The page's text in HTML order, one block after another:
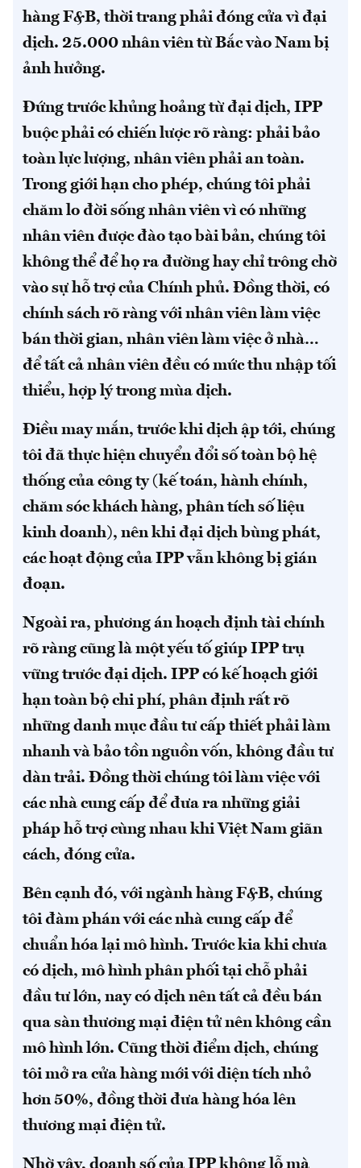
hàng F&B, thời trang phải đóng cửa vì đại
dịch. 25.000 nhân viên từ Bắc vào Nam bị
ảnh hưởng.
Đứng trước khủng hoảng từ đại dịch, IPP
buộc phải có chiến lược rõ ràng: phải bảo
toàn lực lượng, nhân viên phải an toàn.
Trong giới hạn cho phép, chúng tôi phải
chăm lo đời sống nhân viên vì có những
nhân viên được đào tạo bài bản, chúng tôi
không thể để họ ra đường hay chỉ trông chờ
vào sự hỗ trợ của Chính phủ. Đồng thời, có
chính sách rõ ràng với nhân viên làm việc
bán thời gian, nhân viên làm việc ở nhà…
để tất cả nhân viên đều có mức thu nhập tối
thiểu, hợp lý trong mùa dịch.
Điều may mắn, trước khi dịch ập tới, chúng
tôi đã thực hiện chuyển đổi số toàn bộ hệ
thống của công ty (kế toán, hành chính,
chăm sóc khách hàng, phân tích số liệu
kinh doanh), nên khi đại dịch bùng phát,
các hoạt động của IPP vẫn không bị gián
đoạn.
Ngoài ra, phương án hoạch định tài chính
rõ ràng cũng là một yếu tố giúp IPP trụ
vững trước đại dịch. IPP có kế hoạch giới
hạn toàn bộ chi phí, phân định rất rõ
những danh mục đầu tư cấp thiết phải làm
nhanh và bảo tồn nguồn vốn, không đầu tư
dàn trải. Đồng thời chúng tôi làm việc với
các nhà cung cấp để đưa ra những giải
pháp hỗ trợ cùng nhau khi Việt Nam giãn
cách, đóng cửa.
Bên cạnh đó, với ngành hàng F&B, chúng
tôi đàm phán với các nhà cung cấp để
chuẩn hóa lại mô hình. Trước kia khi chưa
có dịch, mô hình phân phối tại chỗ phải
đầu tư lớn, nay có dịch nên tất cả đều bán
qua sàn thương mại điện tử nên không cần
mô hình lớn. Cũng thời điểm dịch, chúng
tôi mở ra cửa hàng mới với diện tích nhỏ
hơn 50%, đồng thời đưa hàng hóa lên
thương mại điện tử.
Nhờ vậy, doanh số của IPP không lỗ mà